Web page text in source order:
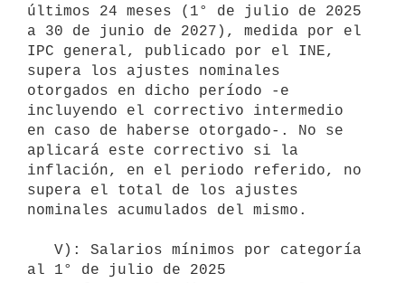
últimos 24 meses (1° de julio de 2025
a 30 de junio de 2027), medida por el
IPC general, publicado por el INE,
supera los ajustes nominales
otorgados en dicho período -e
incluyendo el correctivo intermedio
en caso de haberse otorgado-. No se
aplicará este correctivo si la
inflación, en el periodo referido, no
supera el total de los ajustes
nominales acumulados del mismo.
al 1° de julio de 2025